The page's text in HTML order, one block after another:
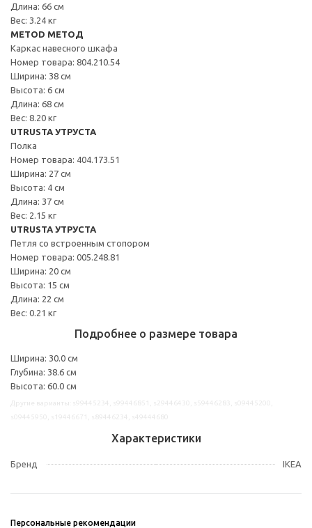
Длина: 66 см
Вес: 3.24 кг
METOD МЕТОД
Каркас навесного шкафа
Номер товара: 804.210.54
Ширина: 38 см
Высота: 6 см
Длина: 68 см
Вес: 8.20 кг
UTRUSTA УТРУСТА
Полка
Номер товара: 404.173.51
Ширина: 27 см
Высота: 4 см
Длина: 37 см
Вес: 2.15 кг
UTRUSTA УТРУСТА
Петля со встроенным стопором
Номер товара: 005.248.81
Ширина: 20 см
Высота: 15 см
Длина: 22 см
Вес: 0.21 кг
Подробнее о размере товара
Ширина: 30.0 см
Глубина: 38.6 см
Высота: 60.0 см
Характеристики
Бренд IKEA
Персональные рекомендации